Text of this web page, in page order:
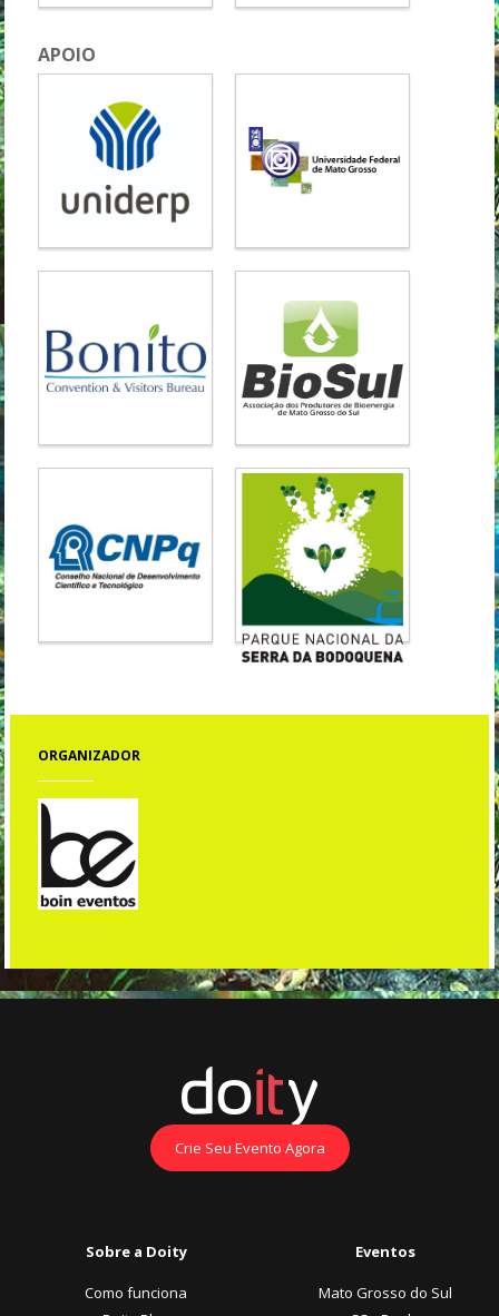
APOIO
ORGANIZADOR
Crie Seu Evento Agora
Sobre a Doity
Como funciona
Eventos
Mato Grosso do Sul